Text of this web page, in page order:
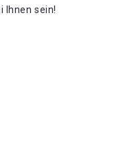
Ihnen sein!